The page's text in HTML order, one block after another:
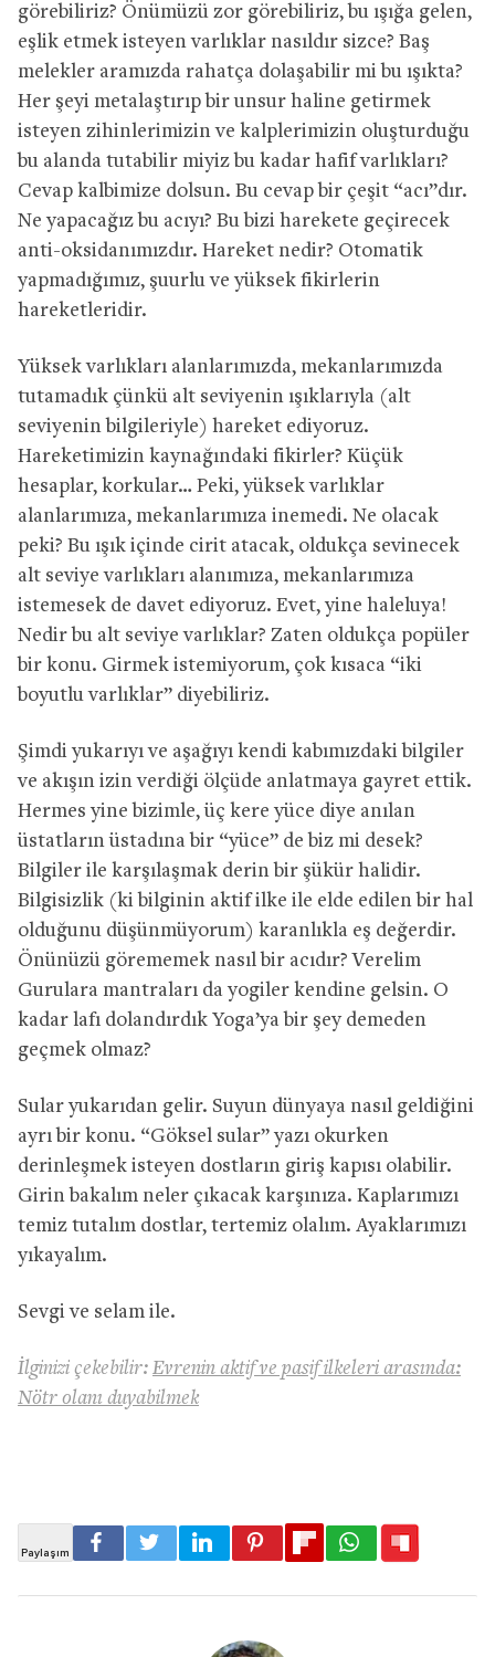
görebiliriz? Önümüzü zor görebiliriz, bu ışığa gelen,
eşlik etmek isteyen varlıklar nasıldır sizce? Baş
melekler aramızda rahatça dolaşabilir mi bu ışıkta?
Her şeyi metalaştırıp bir unsur haline getirmek
isteyen zihinlerimizin ve kalplerimizin oluşturduğu
bu alanda tutabilir miyiz bu kadar hafif varlıkları?
Cevap kalbimize dolsun. Bu cevap bir çeşit “acı”dır.
Ne yapacağız bu acıyı? Bu bizi harekete geçirecek
anti-oksidanımızdır. Hareket nedir? Otomatik
yapmadığımız, şuurlu ve yüksek fikirlerin
hareketleridir.
Yüksek varlıkları alanlarımızda, mekanlarımızda
tutamadık çünkü alt seviyenin ışıklarıyla (alt
seviyenin bilgileriyle) hareket ediyoruz.
Hareketimizin kaynağındaki fikirler? Küçük
hesaplar, korkular… Peki, yüksek varlıklar
alanlarımıza, mekanlarımıza inemedi. Ne olacak
peki? Bu ışık içinde cirit atacak, oldukça sevinecek
alt seviye varlıkları alanımıza, mekanlarımıza
istemesek de davet ediyoruz. Evet, yine haleluya!
Nedir bu alt seviye varlıklar? Zaten oldukça popüler
bir konu. Girmek istemiyorum, çok kısaca “iki
boyutlu varlıklar” diyebiliriz.
Şimdi yukarıyı ve aşağıyı kendi kabımızdaki bilgiler
ve akışın izin verdiği ölçüde anlatmaya gayret ettik.
Hermes yine bizimle, üç kere yüce diye anılan
üstatların üstadına bir “yüce” de biz mi desek?
Bilgiler ile karşılaşmak derin bir şükür halidir.
Bilgisizlik (ki bilginin aktif ilke ile elde edilen bir hal
olduğunu düşünmüyorum) karanlıkla eş değerdir.
Önünüzü görememek nasıl bir acıdır? Verelim
Gurulara mantraları da yogiler kendine gelsin. O
kadar lafı dolandırdık Yoga’ya bir şey demeden
geçmek olmaz?
Sular yukarıdan gelir. Suyun dünyaya nasıl geldiğini
ayrı bir konu. “Göksel sular” yazı okurken
derinleşmek isteyen dostların giriş kapısı olabilir.
Girin bakalım neler çıkacak karşınıza. Kaplarımızı
temiz tutalım dostlar, tertemiz olalım. Ayaklarımızı
yıkayalım.
Sevgi ve selam ile.
İlginizi çekebilir: Evrenin aktif ve pasif ilkeleri arasında:
Nötr olanı duyabilmek